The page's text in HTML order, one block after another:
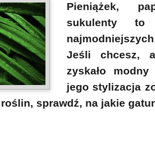
Pieniążek,
sukulenty
Jeśli chcesz,
zyskało
jego stylizacja
sprawdź, na jakie